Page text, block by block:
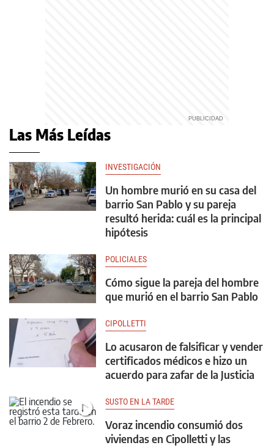
Las Más Leídas
INVESTIGACIÓN
Un hombre murió en su casa del
barrio San Pablo y su pareja
resultó herida: cuál es la principal
hipótesis
POLICIALES
Cómo sigue la pareja del hombre
que murió en el barrio San Pablo
CIPOLLETTI
Lo acusaron de falsificar y vender
certificados médicos e hizo un
acuerdo para zafar de la Justicia
SUSTO EN LA TARDE
Voraz incendio consumió dos
viviendas en Cipolletti y las